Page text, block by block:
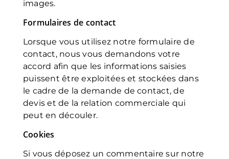
images.
Formulaires de contact
Lorsque vous utilisez notre formulaire de
contact, nous vous demandons votre
accord afin que les informations saisies
puissent être exploitées et stockées dans
le cadre de la demande de contact, de
devis et de la relation commerciale qui
peut en découler.
Cookies
Si vous déposez un commentaire sur notre